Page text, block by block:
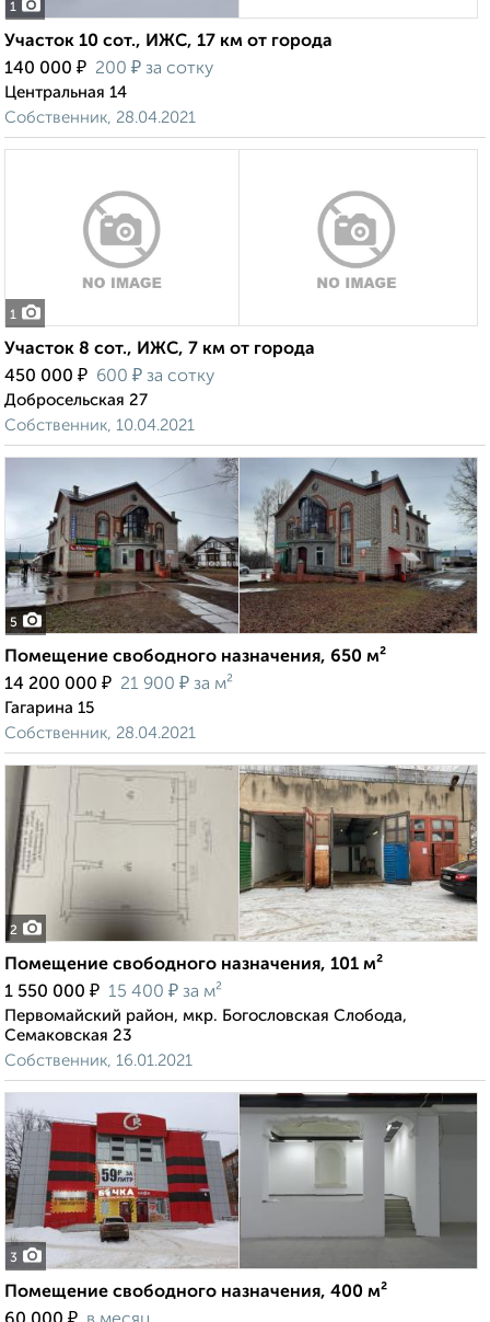
1
Участок 10 сот., ИЖС, 17 км от города
140 000 ₽ 200 ₽ за сотку
Центральная 14
Собственник, 28.04.2021
1
Участок 8 сот., ИЖС, 7 км от города
450 000 ₽ 600 ₽ за сотку
Добросельская 27
Собственник, 10.04.2021
5
Помещение свободного назначения, 650 м²
14 200 000 ₽ 21 900 ₽ за м²
Гагарина 15
Собственник, 28.04.2021
2
Помещение свободного назначения, 101 м²
1 550 000 ₽ 15 400 ₽ за м²
Первомайский район, мкр. Богословская Слобода,
Семаковская 23
Собственник, 16.01.2021
3
Помещение свободного назначения, 400 м²